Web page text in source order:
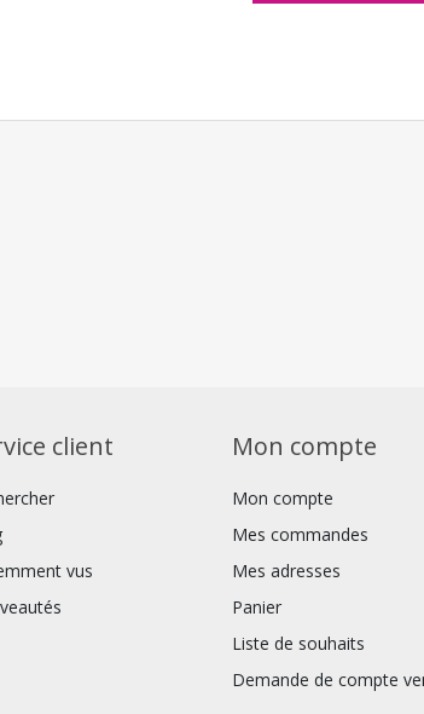
client
vus
Mon compte
Mon compte
Mes commandes
Mes adresses
Panier
Liste de souhaits
Demande de compte